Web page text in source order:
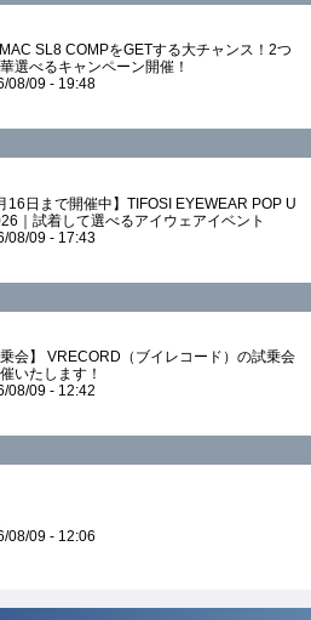
SL8 COMPをGETする大チャンス！2つ
選べるキャンペーン開催！
08/09 - 19:48
16日まで開催中】TIFOSI EYEWEAR POP U
｜試着して選べるアイウェアイベント
08/09 - 17:43
乗会】 VRECORD（ブイレコード）の試乗会
いたします！
08/09 - 12:42
08/09 - 12:06